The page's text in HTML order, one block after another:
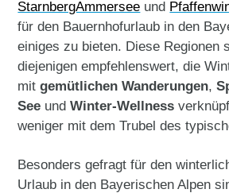
StarnbergAmmersee und
für den Bauernhofurlaub in den
einiges zu bieten. Diese Regionen
diejenigen empfehlenswert, die
mitgemütlichen Wanderungen,
See undWinter-Wellness
weniger mit dem Trubel des
Besonders gefragt für den
Urlaub in den Bayerischen Alpen